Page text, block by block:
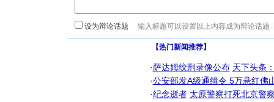
设为辩论话题
【热门新闻推荐】
·萨达姆绞刑录像公布 天下头条
·公安部发A级通缉令 5万悬红佛
·纪念逝者 太原警察打死北京警